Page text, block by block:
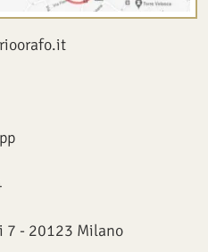
7 - 20123 Milano